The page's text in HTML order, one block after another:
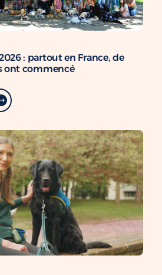
: partout en France, de
ont commencé